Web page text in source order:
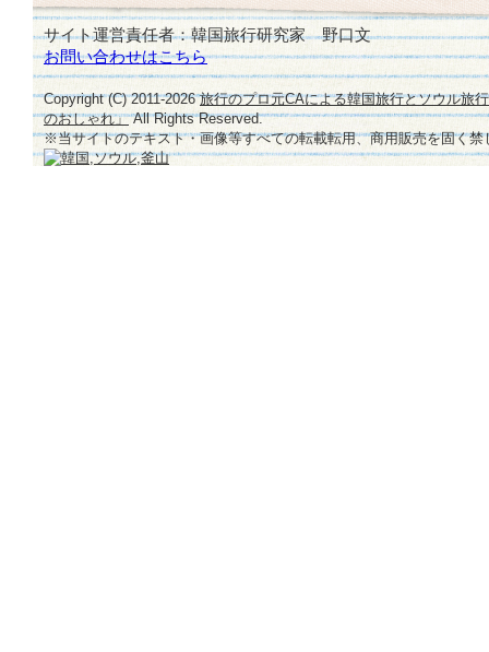
サイト運営責任者：韓国旅行研究家 野口文
お問い合わせはこちら
Copyright (C) 2011-2026旅行のプロ元CAによる韓国旅行とソウル旅
のおしゃれ」All Rights Reserved.
※当サイトのテキスト・画像等すべての転載転用、商用販売を固く禁